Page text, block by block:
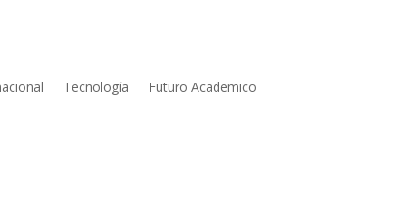
Tecnología Futuro Academico